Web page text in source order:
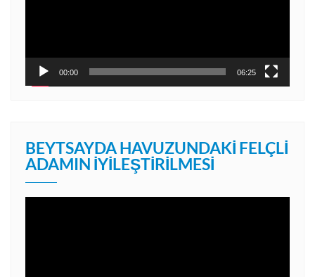
00:00 06:25
BEYTSAYDA HAVUZUNDAKI FELÇLI
ADAMIN İYILEŞTIRILMESI